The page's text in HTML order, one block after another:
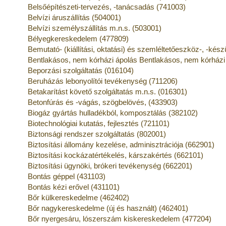
Belsőépítészeti-tervezés, -tanácsadás (741003)
Belvízi áruszállítás (504001)
Belvízi személyszállítás m.n.s. (503001)
Bélyegkereskedelem (477809)
Bemutató- (kiállítási, oktatási) és szemléltetőeszköz-, -
Bentlakásos, nem kórházi ápolás Bentlakásos, nem
Beporzási szolgáltatás (016104)
Beruházás lebonyolítói tevékenység (711206)
Betakarítást követő szolgáltatás m.n.s. (016301)
Betonfúrás és -vágás, szögbelövés, (433903)
Biogáz gyártás hulladékból, komposztálás (382102)
Biotechnológiai kutatás, fejlesztés (721101)
Biztonsági rendszer szolgáltatás (802001)
Biztosítási állomány kezelése, adminisztrációja (662901)
Biztosítási kockázatértékelés, kárszakértés (662101)
Biztosítási ügynöki, brókeri tevékenység (662201)
Bontás géppel (431103)
Bontás kézi erővel (431101)
Bőr külkereskedelme (462402)
Bőr nagykereskedelme (új és használt) (462401)
Bőr nyergesáru, lószerszám kiskereskedelem (477204)